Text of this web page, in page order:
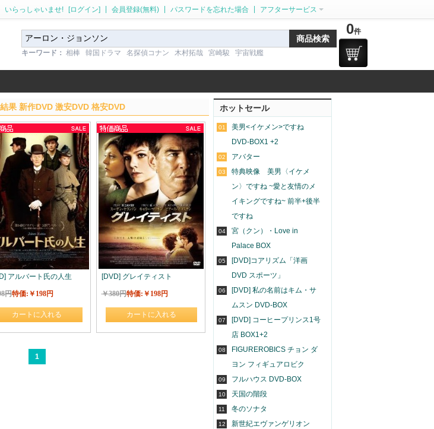
いらっしゃいませ! [ログイン] 会員登録(無料) パスワードを忘れた場合 アフターサービス
キーワード： 相棒 韓国ドラマ 名探偵コナン 木村拓哉 宮崎駿 宇宙戦艦
0件
果 新作DVD 激安DVD 格安DVD
アルバート氏の人生
円特価:￥198円
カートに入れる
[DVD] グレイティスト
￥380円特価:￥198円
カートに入れる
1
ホットセール
01
美男<イケメン>ですね
DVD-BOX1 +2
02 アバター
03
特典映像 美男〈イケメ
ン〉ですね ~愛と友情のメ
イキングですね~ 前半+後半
ですね
04
宮（クン）・Love in
Palace BOX
05
[DVD]コアリズム「洋画
DVD スポーツ」
06
[DVD] 私の名前はキム・サ
ムスン DVD-BOX
07
[DVD] コーヒープリンス1号
店 BOX1+2
08
FIGUREROBICS チョン ダ
ヨン フィギュアロビク
09 フルハウス DVD-BOX
10 天国の階段
11 冬のソナタ
12 新世紀エヴァンゲリオン